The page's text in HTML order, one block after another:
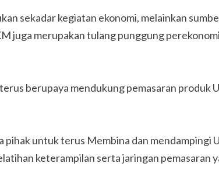
sekadar kegiatan ekonomi, melainkan
juga merupakan tulang punggung
berupaya mendukung pemasaran produk
pihak untuk terus Membina dan mendampingi
keterampilan serta jaringan pemasaran